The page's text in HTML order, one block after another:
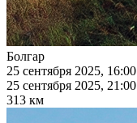
Болгар
25 сентября 2025, 16:00
25 сентября 2025, 21:00
313 км